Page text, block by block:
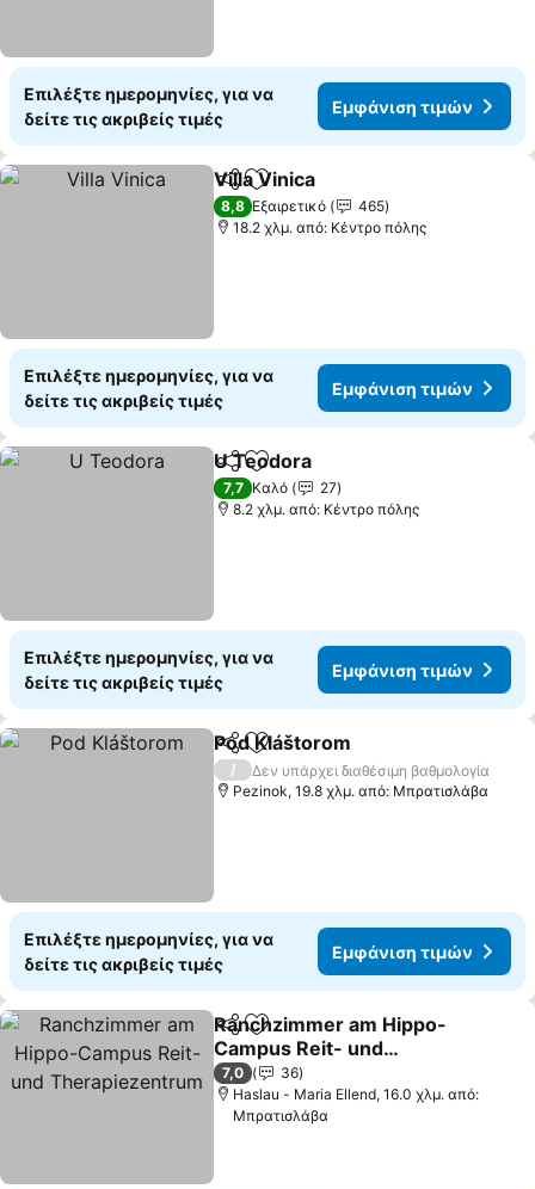
Επιλέξτε ημερομηνίες, για να
δείτε τις ακριβείς τιμές
Εμφάνιση τιμών
Κοινοποίηση
Προσθήκη στα αγαπημένα
Villa Vinica
8,8 Εξαιρετικό
465
18.2 χλμ. από: Κέντρο πόλης
Επιλέξτε ημερομηνίες, για να
δείτε τις ακριβείς τιμές
Εμφάνιση τιμών
Κοινοποίηση
Προσθήκη στα αγαπημένα
U Teodora
7,7 Καλό
27
8.2 χλμ. από: Κέντρο πόλης
Επιλέξτε ημερομηνίες, για να
δείτε τις ακριβείς τιμές
Εμφάνιση τιμών
Κοινοποίηση
Προσθήκη στα αγαπημένα
Pod Kláštorom
/
Δεν υπάρχει διαθέσιμη βαθμολογία
Pezinok, 19.8 χλμ. από: Μπρατισλάβα
Επιλέξτε ημερομηνίες, για να
δείτε τις ακριβείς τιμές
Εμφάνιση τιμών
Κοινοποίηση
Προσθήκη στα αγαπημένα
Ranchzimmer am Hippo-
Campus Reit- und
Therapiezentrum
Εμφάνιση τιμών
7,0
36
Haslau - Maria Ellend, 16.0 χλμ. από:
Μπρατισλάβα